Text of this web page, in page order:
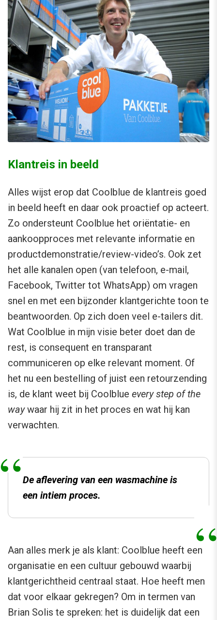
Klantreis in beeld
Alles wijst erop dat Coolblue de klantreis goed
in beeld heeft en daar ook proactief op acteert.
Zo ondersteunt Coolblue het oriëntatie- en
aankoopproces met relevante informatie en
productdemonstratie/review-video’s. Ook zet
het alle kanalen open (van telefoon, e-mail,
Facebook, Twitter tot WhatsApp) om vragen
snel en met een bijzonder klantgerichte toon te
beantwoorden. Op zich doen veel e-tailers dit.
Wat Coolblue in mijn visie beter doet dan de
rest, is consequent en transparant
communiceren op elke relevant moment. Of
het nu een bestelling of juist een retourzending
is, de klant weet bij Coolblue every step of the
waywaar hij zit in het proces en wat hij kan
verwachten.
De aflevering van een wasmachine is
een intiem proces.
Aan alles merk je als klant: Coolblue heeft een
organisatie en een cultuur gebouwd waarbij
klantgerichtheid centraal staat. Hoe heeft men
dat voor elkaar gekregen? Om in termen van
Brian Solis te spreken: het is duidelijk dat een